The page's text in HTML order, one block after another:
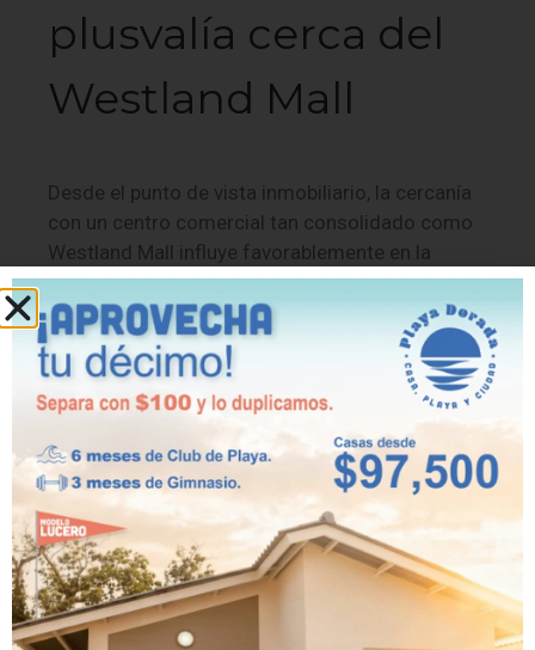
plusvalía cerca del
Westland Mall
Desde el punto de vista inmobiliario, la cercanía
con un centro comercial tan consolidado como
Westland Mall influye favorablemente en la
valorización de las propiedades. Esta
característica hace de Playa Dorada una
excelente opción para quienes buscan invertir en
un entorno en crecimiento, con alta demanda y
conveniencia urbana.
Playa Dorada no solo te ofrece vivir cerca del
mar, sino también la posibilidad de estar
conectado con todo lo que necesitas. Ven y
conoce todas nuestras opciones decasas
, las
amenidades que ofrecemos y nuestro exclusivo
club de playa. Y si te ha gustado el contenido,
puedes continuar leyendo nuestro